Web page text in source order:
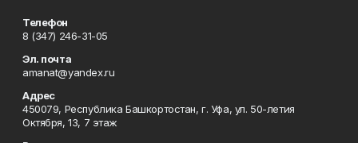
Телефон
8 (347) 246-31-05
Эл. почта
amanat@yandex.ru
Адрес
450079, Республика Башкортостан, г. Уфа, ул. 50-летия
Октября, 13, 7 этаж